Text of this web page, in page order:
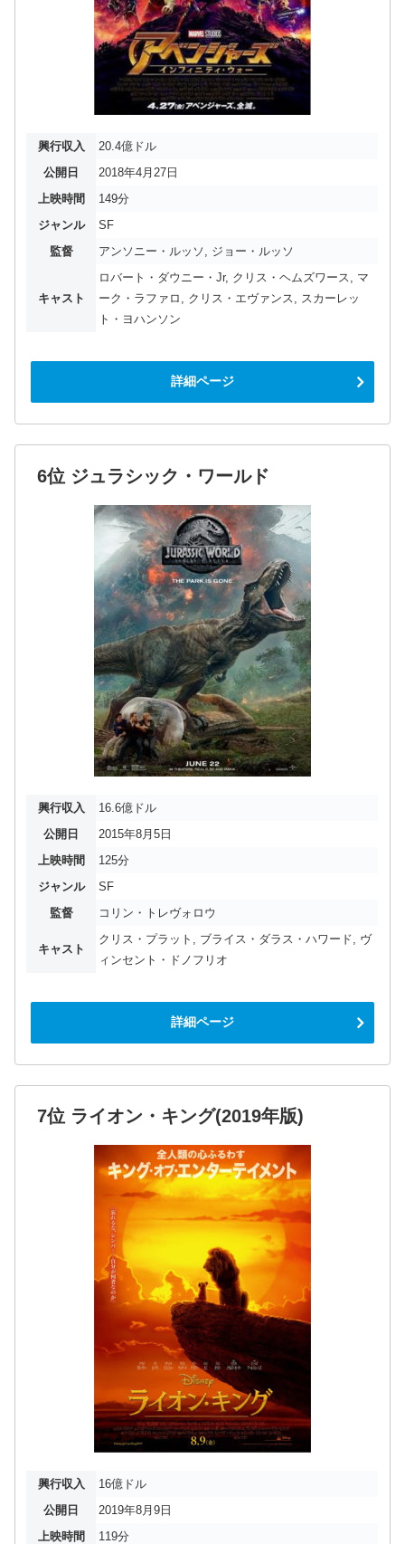
興行収入
20.4億ドル
公開日
2018年4月27日
上映時間
149分
ジャンル
SF
監督
アンソニー・ルッソ, ジョー・ルッソ
キャスト
ロバート・ダウニー・Jr, クリス・ヘムズワース, マ
ーク・ラファロ, クリス・エヴァンス, スカーレッ
ト・ヨハンソン
詳細ページ
6位 ジュラシック・ワールド
興行収入
16.6億ドル
公開日
2015年8月5日
上映時間
125分
ジャンル
SF
監督
コリン・トレヴォロウ
キャスト
クリス・プラット, ブライス・ダラス・ハワード, ヴ
ィンセント・ドノフリオ
詳細ページ
7位 ライオン・キング(2019年版)
興行収入
16億ドル
公開日
2019年8月9日
上映時間
119分